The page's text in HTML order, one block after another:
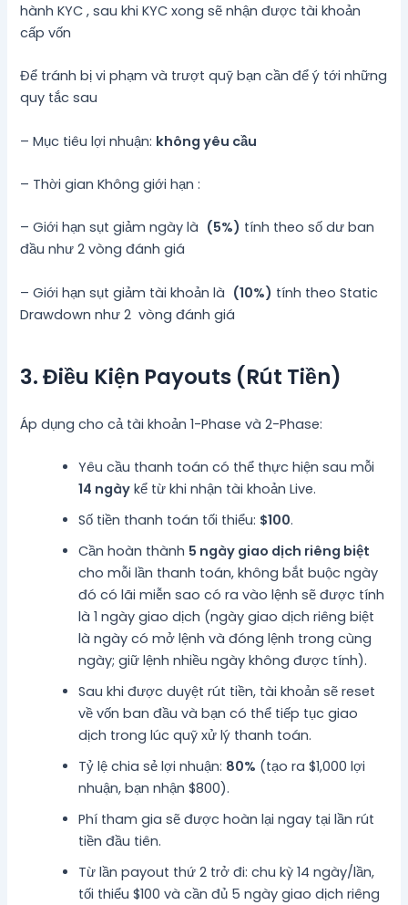
hành KYC , sau khi KYC xong sẽ nhận được tài khoản
cấp vốn
Để tránh bị vi phạm và trượt quỹ bạn cần để ý tới những
quy tắc sau
– Mục tiêu lợi nhuận: không yêu cầu
– Thời gian Không giới hạn :
– Giới hạn sụt giảm ngày là (5%) tính theo số dư ban
đầu như 2 vòng đánh giá
– Giới hạn sụt giảm tài khoản là (10%) tính theo Static
Drawdown như 2 vòng đánh giá
3. Điều Kiện Payouts (Rút Tiền)
Áp dụng cho cả tài khoản 1-Phase và 2-Phase:
Yêu cầu thanh toán có thể thực hiện sau mỗi
14 ngày kể từ khi nhận tài khoản Live.
Số tiền thanh toán tối thiểu: $100.
Cần hoàn thành 5 ngày giao dịch riêng biệt
cho mỗi lần thanh toán, không bắt buộc ngày
đó có lãi miễn sao có ra vào lệnh sẽ được tính
là 1 ngày giao dịch (ngày giao dịch riêng biệt
là ngày có mở lệnh và đóng lệnh trong cùng
ngày; giữ lệnh nhiều ngày không được tính).
Sau khi được duyệt rút tiền, tài khoản sẽ reset
về vốn ban đầu và bạn có thể tiếp tục giao
dịch trong lúc quỹ xử lý thanh toán.
Tỷ lệ chia sẻ lợi nhuận: 80% (tạo ra $1,000 lợi
nhuận, bạn nhận $800).
Phí tham gia sẽ được hoàn lại ngay tại lần rút
tiền đầu tiên.
Từ lần payout thứ 2 trở đi: chu kỳ 14 ngày/lần,
tối thiểu $100 và cần đủ 5 ngày giao dịch riêng